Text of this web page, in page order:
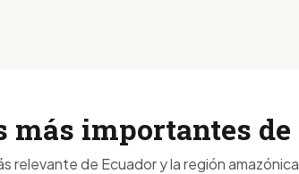
más importantes
relevante de Ecuador y la región